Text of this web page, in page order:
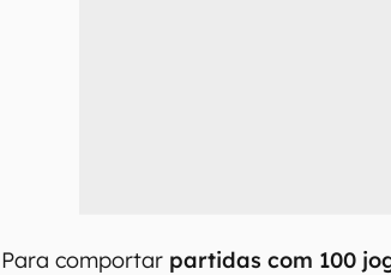
Para comportar partidas com 100